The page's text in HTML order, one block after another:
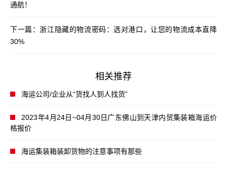
通航！
下一篇：浙江隐藏的物流密码：选对港口，让您的物流成本直降
30%
相关推荐
海运公司/企业从“货找人到人找货”
2023年4月24日~04月30日广东佛山到天津内贸集装箱海运价
格报价
海运集装箱装卸货物的注意事项有那些